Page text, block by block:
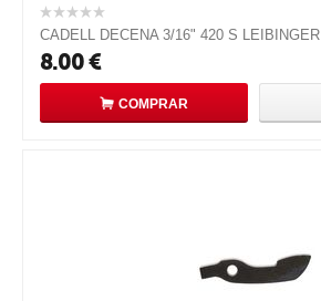
CADELL DECENA 3/16" 420 S LEIBINGER
8.00€
COMPRAR